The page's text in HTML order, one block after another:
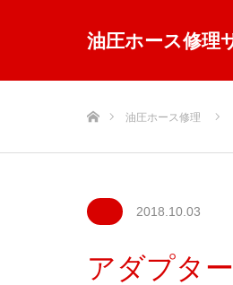
油圧ホース修理
油圧ホース修理
2018.10.03
アダプタ